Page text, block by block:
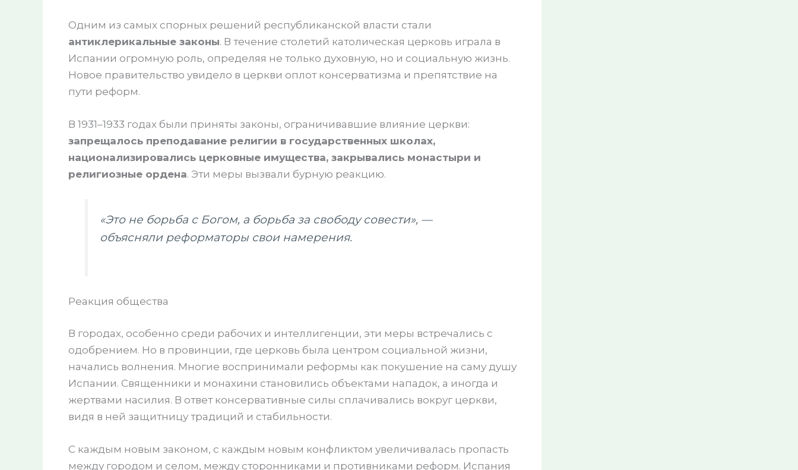
Одним из самых спорных решений республиканской власти стали
антиклерикальные законы. В течение столетий католическая церковь играла в
Испании огромную роль, определяя не только духовную, но и социальную жизнь.
Новое правительство увидело в церкви оплот консерватизма и препятствие на
пути реформ.
В 1931–1933 годах были приняты законы, ограничивавшие влияние церкви:
запрещалось преподавание религии в государственных школах,
национализировались церковные имущества, закрывались монастыри и
религиозные ордена. Эти меры вызвали бурную реакцию.
«Это не борьба с Богом, а борьба за свободу совести», —
объясняли реформаторы свои намерения.
Реакция общества
В городах, особенно среди рабочих и интеллигенции, эти меры встречались с
одобрением. Но в провинции, где церковь была центром социальной жизни,
начались волнения. Многие воспринимали реформы как покушение на саму душу
Испании. Священники и монахини становились объектами нападок, а иногда и
жертвами насилия. В ответ консервативные силы сплачивались вокруг церкви,
видя в ней защитницу традиций и стабильности.
С каждым новым законом, с каждым новым конфликтом увеличивалась пропасть
между городом и селом, между сторонниками и противниками реформ. Испания